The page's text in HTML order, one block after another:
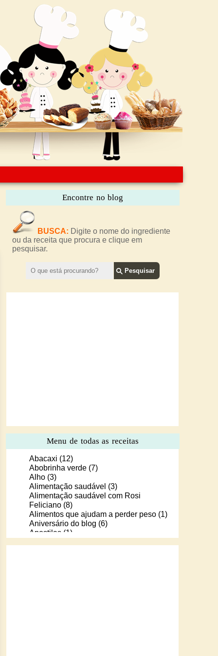
Encontre no blog
BUSCA: Digite o nome do ingrediente
ou da receita que procura e clique em
pesquisar.
Menu de todas as receitas
Abacaxi (12)
Abobrinha verde (7)
Alho (3)
Alimentação saudável (3)
Alimentação saudável com Rosi
Feliciano (8)
Alimentos que ajudam a perder peso (1)
Aniversário do blog (6)
Apostilas (1)